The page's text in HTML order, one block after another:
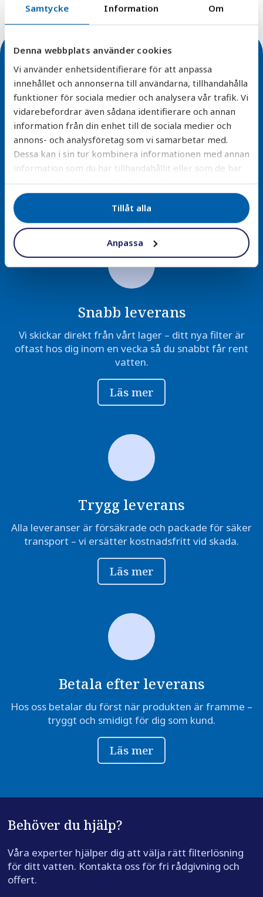
Samtycke Information Om
Denna webbplats använder cookies
Vi använder enhetsidentifierare för att anpassa
innehållet och annonserna till användarna, tillhandahålla
funktioner för sociala medier och analysera vår trafik. Vi
vidarebefordrar även sådana identifierare och annan
information från din enhet till de sociala medier och
annons- och analysföretag som vi samarbetar med.
Dessa kan i sin tur kombinera informationen med annan
information som du har tillhandahållit eller som de har
samlat in när du har använt deras tjänster.
Tillåt alla
Anpassa
Enkel installation
Alla våra filterlösningar är designade för smidig
montering och minimal underhåll – vi erbjuder även
installationstjänster.
Snabb leverans
Vi skickar direkt från vårt lager – ditt nya filter är
oftast hos dig inom en vecka så du snabbt får rent
vatten.
Läs mer
Trygg leverans
Alla leveranser är försäkrade och packade för säker
transport – vi ersätter kostnadsfritt vid skada.
Läs mer
Betala efter leverans
Hos oss betalar du först när produkten är framme –
tryggt och smidigt för dig som kund.
Läs mer
Behöver du hjälp?
Våra experter hjälper dig att välja rätt filterlösning
för ditt vatten. Kontakta oss för fri rådgivning och
offert.